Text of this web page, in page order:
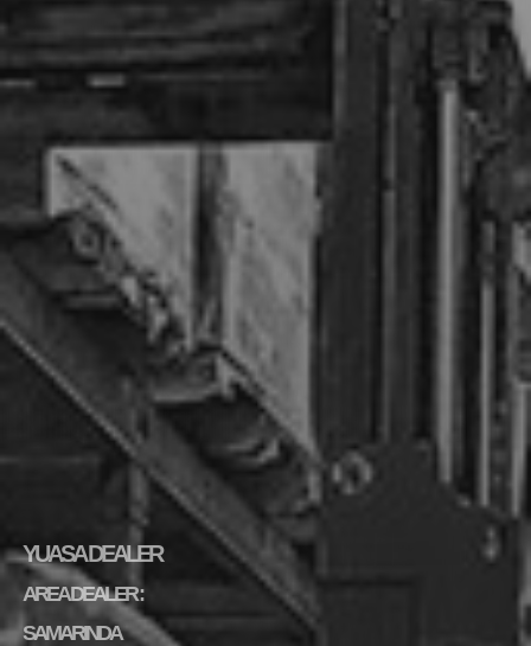
YUASA DEALER
AREA DEALER :
SAMARINDA